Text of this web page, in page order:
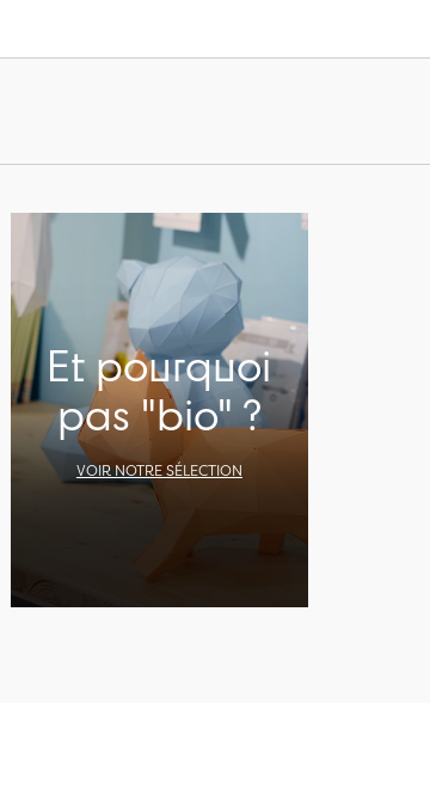
Et pourquoi
pas "bio" ?
VOIR NOTRE SÉLECTION